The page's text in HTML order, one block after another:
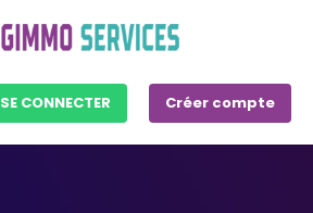
SE CONNECTER Créer compte